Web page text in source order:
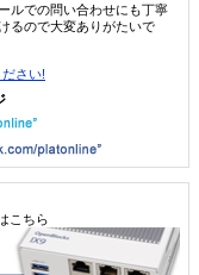
ルでの問い合わせにも丁寧
るので大変ありがたいで
さい!
こちら